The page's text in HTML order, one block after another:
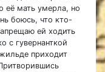
её мать умерла, но
боюсь, что кто-
ей ходить
с гувернанткой
приходит